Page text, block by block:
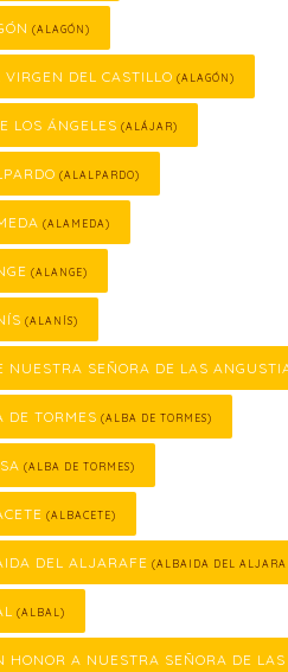
(ALAGÓN)
DEL CASTILLO (ALAGÓN)
LOS ÁNGELES (ALÁJAR)
(ALALPARDO)
(ALAMEDA)
(ALANGE)
(ALANÍS)
NUESTRA SEÑORA DE LAS
DE TORMES (ALBA DE TORMES)
(ALBA DE TORMES)
(ALBACETE)
DEL ALJARAFE (ALBAIDA DEL
(ALBAL)
HONOR A NUESTRA SEÑORA DE